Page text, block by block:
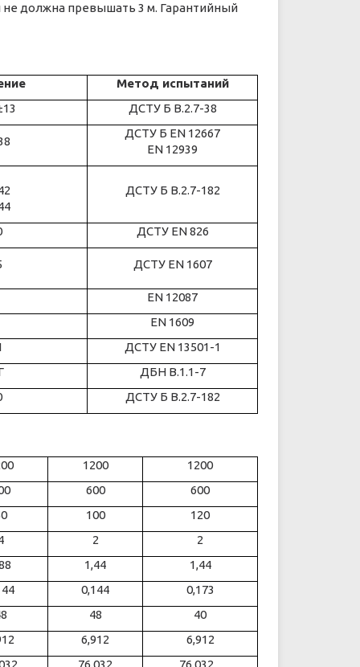
должна превышать 3 м. Гарантийный
Метод испытаний
ДСТУ Б В.2.7-38
ДСТУ Б EN 12667
EN 12939
ДСТУ Б В.2.7-182
ДСТУ EN 826
ДСТУ EN 1607
EN 12087
EN 1609
ДСТУ EN 13501-1
ДБН В.1.1-7
ДСТУ Б В.2.7-182
1200
1200
600
600
100
120
2
2
1,44
1,44
0,144
0,173
48
40
6,912
6,912
76,032 76,032